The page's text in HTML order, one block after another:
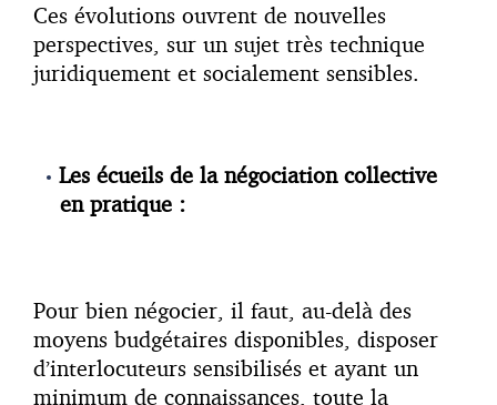
Ces évolutions ouvrent de nouvelles
perspectives, sur un sujet très technique
juridiquement et socialement sensibles.
Les écueils de la négociation collective
en pratique :
Pour bien négocier, il faut, au-delà des
moyens budgétaires disponibles, disposer
d’interlocuteurs sensibilisés et ayant un
minimum de connaissances, toute la